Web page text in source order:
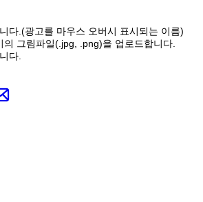
다.(광고를 마우스 오버시 표시되는 이름)
의 그림파일(.jpg, .png)을 업로드합니다.
다.